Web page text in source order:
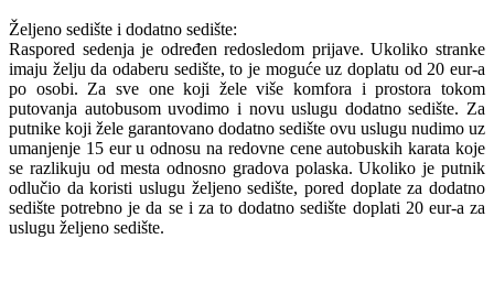
Željeno sedište i dodatno sedište:
Raspored sedenja je određen redosledom prijave. Ukoliko stranke
imaju želju da odaberu sedište, to je moguće uz doplatu od 20 eur-a
po osobi. Za sve one koji žele više komfora i prostora tokom
putovanja autobusom uvodimo i novu uslugu dodatno sedište. Za
putnike koji žele garantovano dodatno sedište ovu uslugu nudimo uz
umanjenje 15 eur u odnosu na redovne cene autobuskih karata koje
se razlikuju od mesta odnosno gradova polaska. Ukoliko je putnik
odlučio da koristi uslugu željeno sedište, pored doplate za dodatno
sedište potrebno je da se i za to dodatno sedište doplati 20 eur-a za
uslugu željeno sedište.